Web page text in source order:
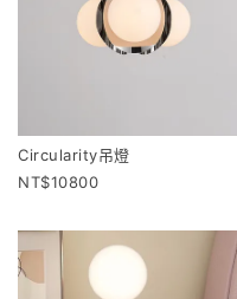
Circularity吊燈
10800